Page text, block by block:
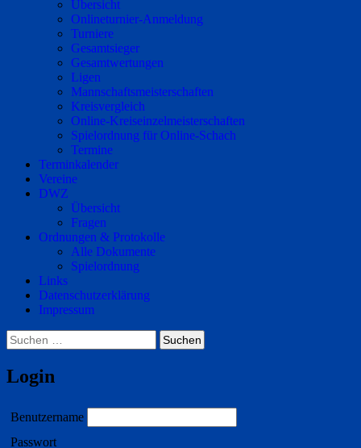
Übersicht
Onlineturnier-Anmeldung
Turniere
Gesamtsieger
Gesamtwertungen
Ligen
Mannschaftsmeisterschaften
Kreisvergleich
Online-Kreiseinzelmeisterschaften
Spielordnung für Online-Schach
Termine
Terminkalender
Vereine
DWZ
Übersicht
Fragen
Ordnungen & Protokolle
Alle Dokumente
Spielordnung
Links
Datenschutzerklärung
Impressum
Suchen
nach:
Login
Benutzername
Passwort